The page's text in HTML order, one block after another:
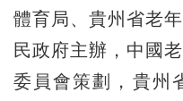
體育局、貴州省老
民政府主辦，中國
委員會策劃，貴州